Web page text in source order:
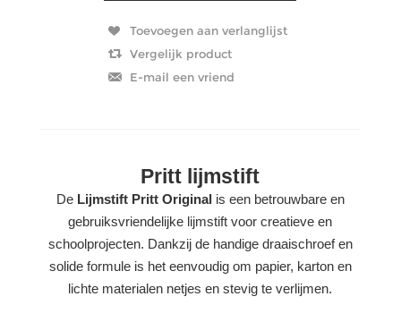
Pritt lijmstift
De Lijmstift Pritt Original is een betrouwbare en
gebruiksvriendelijke lijmstift voor creatieve en
schoolprojecten. Dankzij de handige draaischroef en
solide formule is het eenvoudig om papier, karton en
lichte materialen netjes en stevig te verlijmen.